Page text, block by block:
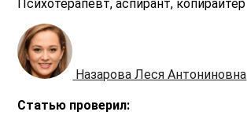
Психотерапевт, аспирант, копирайтер
Назарова Леся Антониновна
Статью проверил: